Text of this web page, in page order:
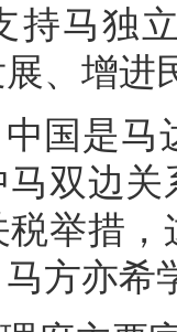
持马独
、增进
国是马
双边
举措
方亦希